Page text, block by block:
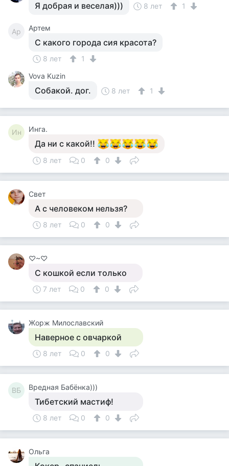
Я добрая и веселая))) 8 лет 1
Ар Артем
С какого города сия красота?
8 лет
1
Vova Kuzin
Собакой. дог. 8 лет 1
Ин Инга.
Да ни с какой!!
8 лет 0 0
Свет
А с человеком нельзя?
8 лет 0 0
♡~♡
С кошкой если только
7 лет 0 0
Жорж Милославский
Наверное с овчаркой
8 лет 0 0
ВБ Вредная Бабёнка)))
Тибетский мастиф!
8 лет 0 0
Ольга